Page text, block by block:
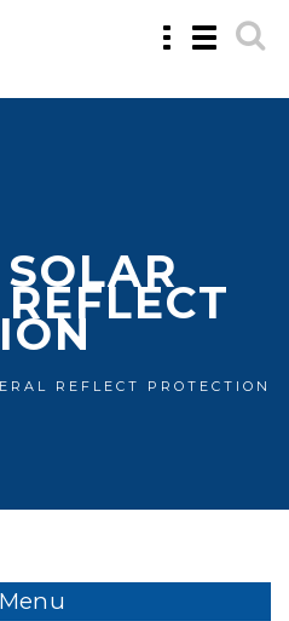
ToggleToggle
REFLECT PROTECTION